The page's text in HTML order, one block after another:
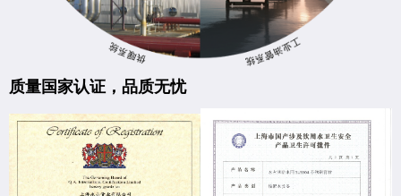
质量国家认证，品质无忧